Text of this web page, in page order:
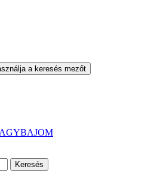
a keresés mezőt
Keresés